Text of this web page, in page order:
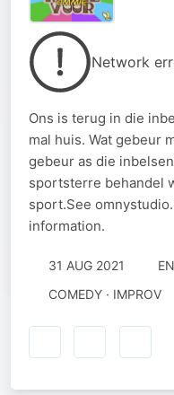
Network
Ons is terug in die
mal huis. Wat gebeur
gebeur as die
sportsterre behandel
sport.See
information.
31 AUG 2021
COMEDY · IMPROV